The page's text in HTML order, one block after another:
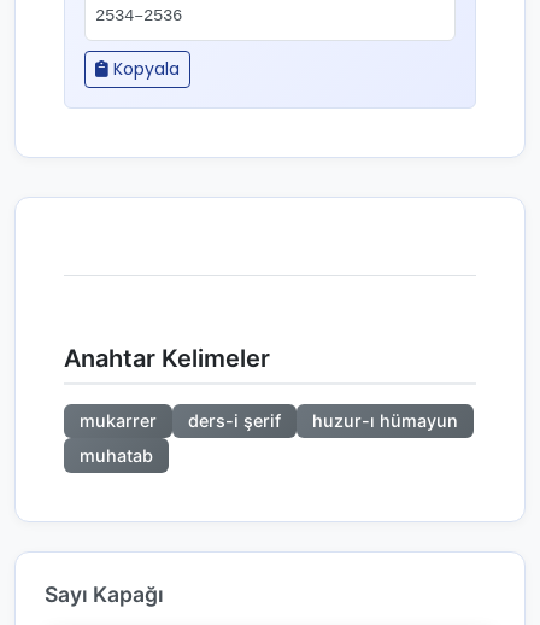
2534–2536
Kopyala
Anahtar Kelimeler
mukarrer ders-i şerif
huzur-ı hümayun
muhatab
Sayı Kapağı